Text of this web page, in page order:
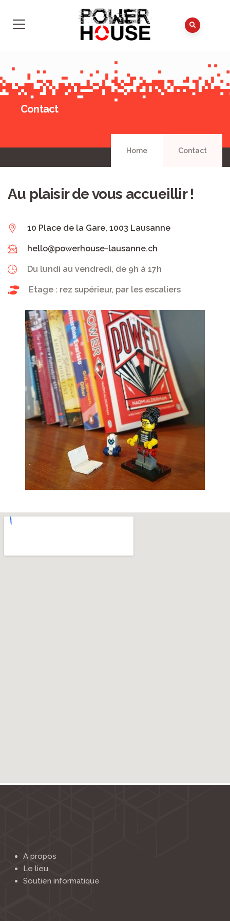
Contact
Home Contact
Au plaisir de vous accueillir !
10 Place de la Gare, 1003 Lausanne
hello@powerhouse-lausanne.ch
Du lundi au vendredi, de 9h à 17h
Etage : rez supérieur, par les escaliers
A propos
Le lieu
Soutien informatique